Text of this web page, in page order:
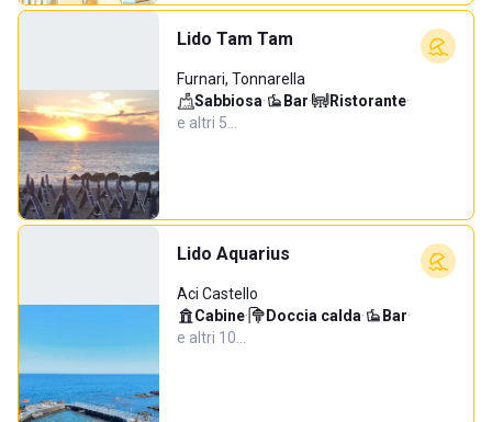
Lido Tam Tam
Furnari, Tonnarella
Sabbiosa· Bar· Ristorante·
e altri 5…
Lido Aquarius
Aci Castello
Cabine· Doccia calda· Bar·
e altri 10…